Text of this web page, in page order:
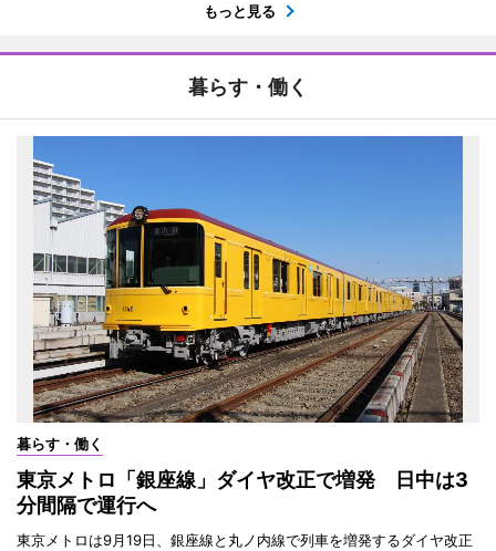
もっと見る
暮らす・働く
暮らす・働く
東京メトロ「銀座線」ダイヤ改正で増発 日中は3
分間隔で運行へ
東京メトロは9月19日、銀座線と丸ノ内線で列車を増発するダイヤ改正